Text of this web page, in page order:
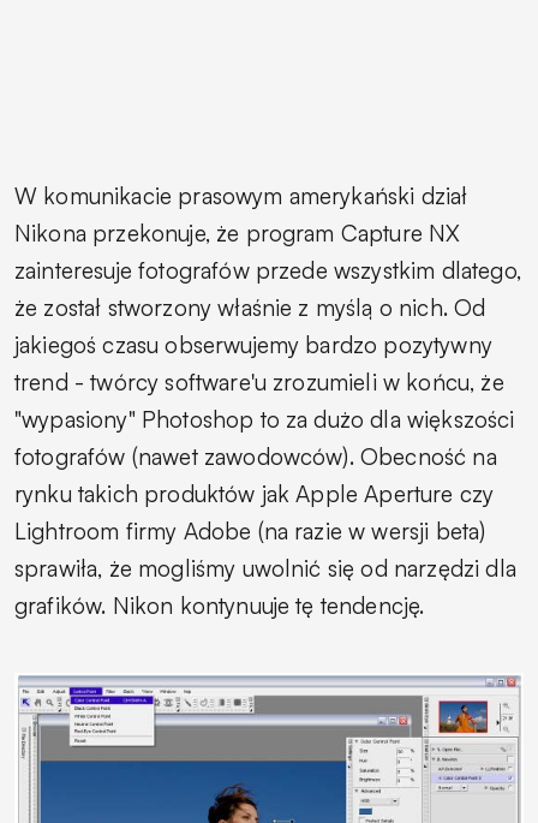
W komunikacie prasowym amerykański dział
Nikona przekonuje, że program Capture NX
zainteresuje fotografów przede wszystkim dlatego,
że został stworzony właśnie z myślą o nich. Od
jakiegoś czasu obserwujemy bardzo pozytywny
trend - twórcy software'u zrozumieli w końcu, że
"wypasiony" Photoshop to za dużo dla większości
fotografów (nawet zawodowców). Obecność na
rynku takich produktów jak Apple Aperture czy
Lightroom firmy Adobe (na razie w wersji beta)
sprawiła, że mogliśmy uwolnić się od narzędzi dla
grafików. Nikon kontynuuje tę tendencję.